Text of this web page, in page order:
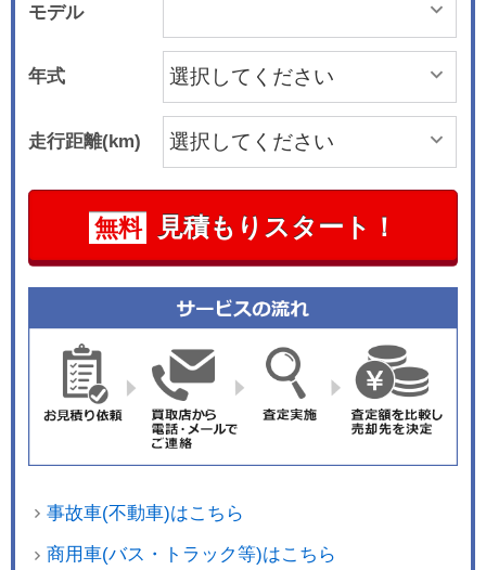
モデル
年式
走行距離(km)
無料 見積もりスタート！
事故車(不動車)はこちら
商用車(バス・トラック等)はこちら